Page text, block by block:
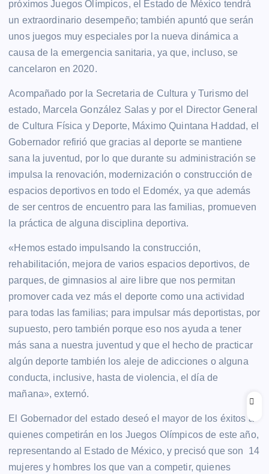
próximos Juegos Olímpicos, el Estado de México tendrá
un extraordinario desempeño; también apuntó que serán
unos juegos muy especiales por la nueva dinámica a
causa de la emergencia sanitaria, ya que, incluso, se
cancelaron en 2020.
Acompañado por la Secretaria de Cultura y Turismo del
estado, Marcela González Salas y por el Director General
de Cultura Física y Deporte, Máximo Quintana Haddad, el
Gobernador refirió que gracias al deporte se mantiene
sana la juventud, por lo que durante su administración se
impulsa la renovación, modernización o construcción de
espacios deportivos en todo el Edoméx, ya que además
de ser centros de encuentro para las familias, promueven
la práctica de alguna disciplina deportiva.
«Hemos estado impulsando la construcción,
rehabilitación, mejora de varios espacios deportivos, de
parques, de gimnasios al aire libre que nos permitan
promover cada vez más el deporte como una actividad
para todas las familias; para impulsar más deportistas, por
supuesto, pero también porque eso nos ayuda a tener
más sana a nuestra juventud y que el hecho de practicar
algún deporte también los aleje de adicciones o alguna
conducta, inclusive, hasta de violencia, el día de
mañana», externó.
El Gobernador del estado deseó el mayor de los éxitos a
quienes competirán en los Juegos Olímpicos de este año,
representando al Estado de México, y precisó que son 14
mujeres y hombres los que van a competir, quienes